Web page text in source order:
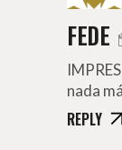
FEDE
nada
REPLY